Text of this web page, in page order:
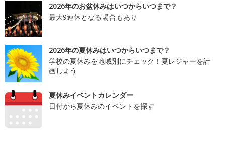
2026年のお盆休みはいつからいつまで？
最大9連休となる場合もあり
2026年の夏休みはいつからいつまで？
学校の夏休みを地域別にチェック！夏レジャーを計
画しよう
夏休みイベントカレンダー
日付から夏休みのイベントを探す